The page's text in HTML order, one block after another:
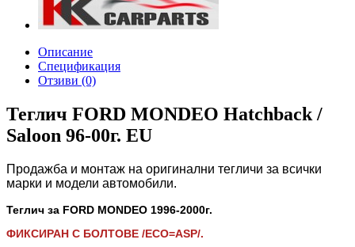
Описание
Спецификация
Отзиви (0)
Теглич FORD MONDEO Hatchback /
Saloon 96-00г. EU
Продажба и монтаж на оригинални тегличи за всички
марки и модели автомобили.
Теглич за FORD MONDEO 1996-2000г.
ФИКСИРАН С БОЛТОВЕ /ECO=ASP/.